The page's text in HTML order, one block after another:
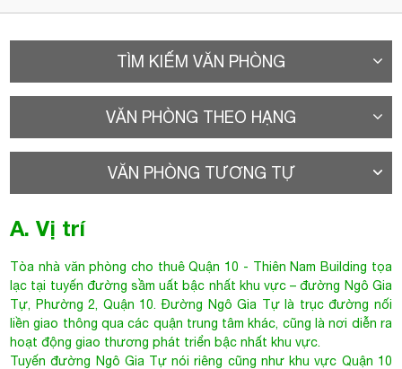
VĂN PHÒNG TƯƠNG TỰ
Tòa nhà văn phòng cho thuê Quận 10
lạc tại tuyến đường sầm uất bậc nhất khu vực – đường Ngô Gia
Tự, Phường 2, Quận 10. Đường Ngô Gia Tự là trục đường nối
liền giao thông qua các quận trung tâm khác, cũng là nơi diễn ra
hoạt động giao thương phát triển bậc nhất khu vực.
Tuyến đường Ngô Gia Tự nói riêng cũng như khu vực Quận 10
của thành phố với đầy đủ các loại hình dịch vụ như bệnh viện
phòng tạiTòa nhà văn phòng cho thuê Quận 10- Thiên Nam
Building giúp khách thuê dễ dàng trong việc đáp ứng các nhu
cầu ẩm thực, mua sắm, giải trí…
Cách trung tâm quận 3 khoảng 10 phút.